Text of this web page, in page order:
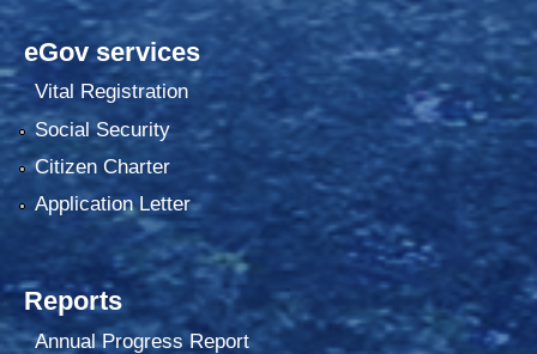
eGov services
Vital Registration
Social Security
Citizen Charter
Application Letter
Reports
Annual Progress Report